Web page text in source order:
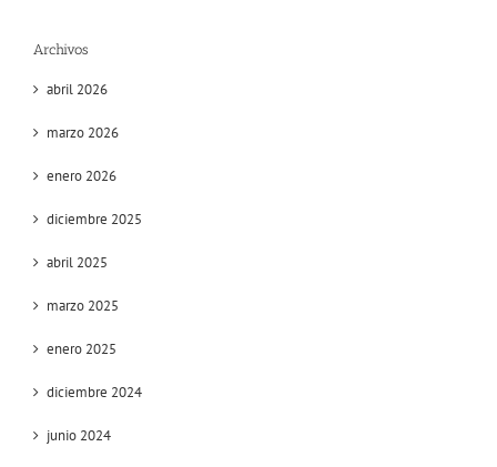
Archivos
abril 2026
marzo 2026
enero 2026
diciembre 2025
abril 2025
marzo 2025
enero 2025
diciembre 2024
junio 2024